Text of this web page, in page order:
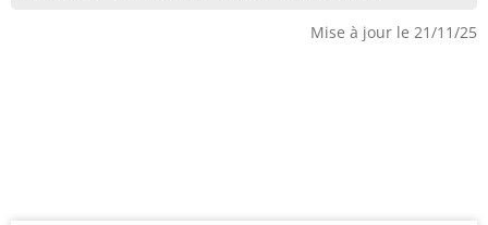
Mise à jour le 21/11/25